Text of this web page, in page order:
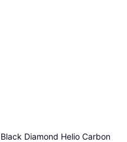
Black Diamond Helio Carbon